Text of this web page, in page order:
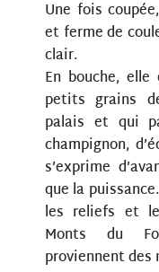
Une fois
et ferme de
clair.
En bouche,
petits grains
palais et qui
champignon,
s’exprime
que la
les reliefs et
Monts du
proviennent des